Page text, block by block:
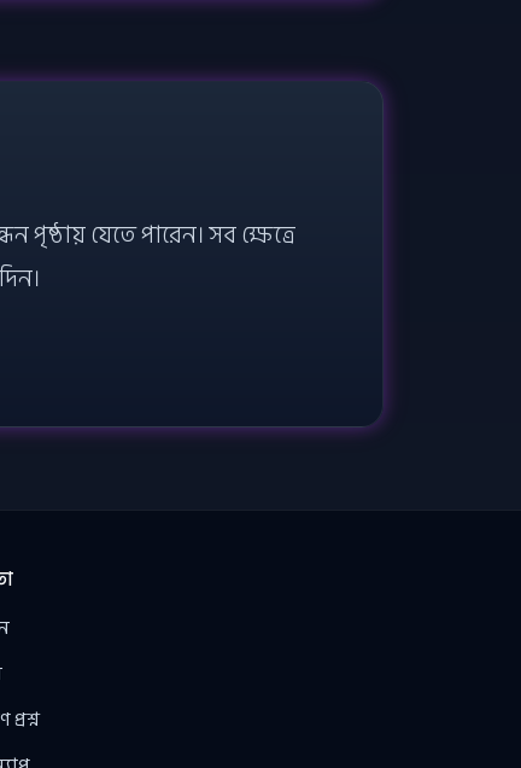
যেতে পারেন। সব ক্ষেত্রে
প্রশ্ন